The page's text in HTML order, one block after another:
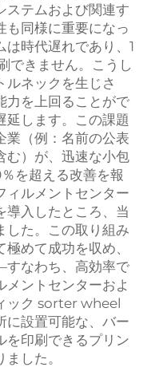
ステムおよび関連す
も同様に重要になっ
時代遅れであり、1
できません。こうし
ルネックを生じさ
力を上回ることがで
延します。この課題
業（例：名前の公表
む）が、迅速な小包
を超える改善を報
ィルメントセンター
導入したところ、当
した。この取り組み
めて成功を収め、
なわち、高効率で
メントセンターおよ
ック sorter wheel
に設置可能な、バー
を印刷できるプリン
した。